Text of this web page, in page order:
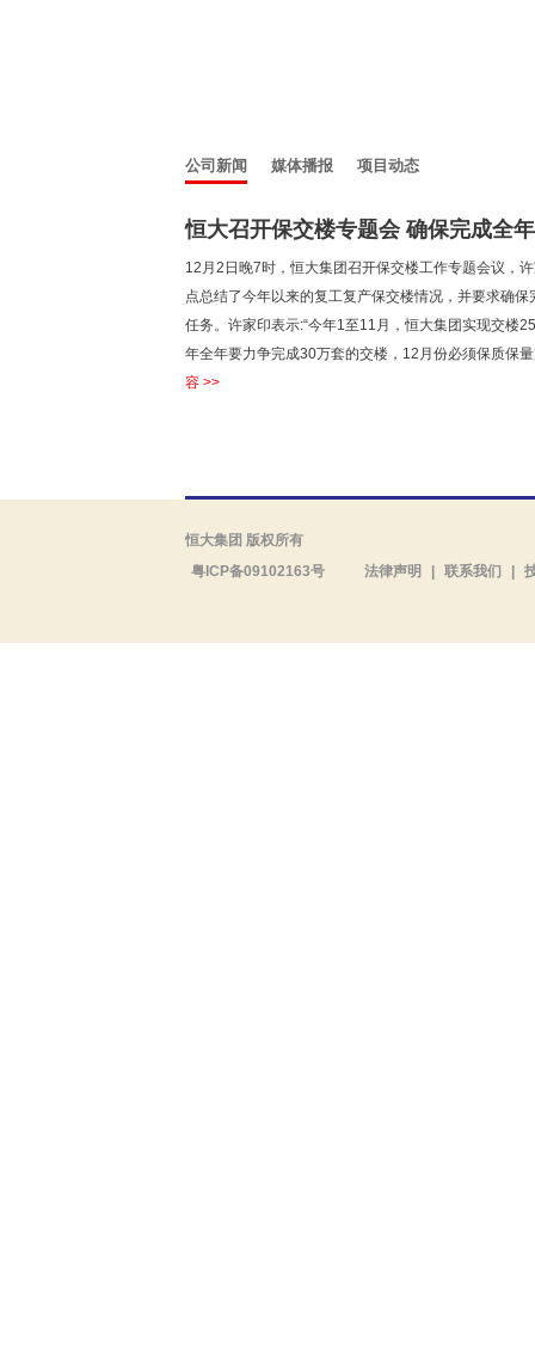
公司新闻 媒体播报 项目动态
恒大召开保交楼专题会 确保完成全
12月2日晚7时，恒大集团召开保交楼工作专题会议，
点总结了今年以来的复工复产保交楼情况，并要求确保
任务。许家印表示:“今年1至11月，恒大集团实现交楼
年全年要力争完成30万套的交楼，12月份必须保质保
容 >>
恒大集团 版权所有
粤ICP备09102163号
法律声明 联系我们